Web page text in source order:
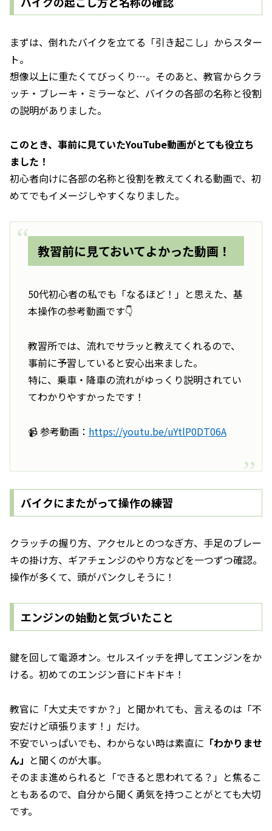
まずは、倒れたバイクを立てる「引き起こし」からスター
ト。
想像以上に重たくてびっくり…。そのあと、教官からクラ
ッチ・ブレーキ・ミラーなど、バイクの各部の名称と役割
の説明がありました。
このとき、事前に見ていたYouTube動画がとても役立ち
ました！
初心者向けに各部の名称と役割を教えてくれる動画で、初
めてでもイメージしやすくなりました。
教習前に見ておいてよかった動画！
50代初心者の私でも「なるほど！」と思えた、基
本操作の参考動画です👇
教習所では、流れでサラッと教えてくれるので、
事前に予習していると安心出来ました。
特に、乗車・降車の流れがゆっくり説明されてい
てわかりやすかったです！
📹 参考動画： https://youtu.be/uYtlP0DT06A
バイクにまたがって操作の練習
クラッチの握り方、アクセルとのつなぎ方、手足のブレー
キの掛け方、ギアチェンジのやり方などを一つずつ確認。
操作が多くて、頭がパンクしそうに！
エンジンの始動と気づいたこと
鍵を回して電源オン。セルスイッチを押してエンジンをか
ける。初めてのエンジン音にドキドキ！
教官に「大丈夫ですか？」と聞かれても、言えるのは「不
安だけど頑張ります！」だけ。
不安でいっぱいでも、わからない時は素直に 「わかりませ
ん」 と聞くのが大事。
そのまま進められると「できると思われてる？」と焦るこ
ともあるので、自分から聞く勇気を持つことがとても大切
です。